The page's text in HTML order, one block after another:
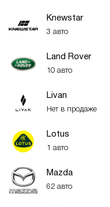
Knewstar
3 авто
Land Rover
10 авто
Livan
Нет в продаже
Lotus
1 авто
Mazda
62 авто